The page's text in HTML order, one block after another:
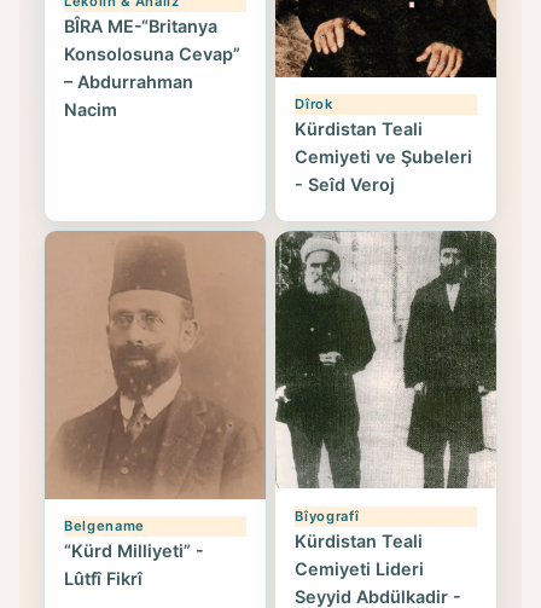
BÎRA ME-“Britanya
Konsolosuna Cevap”
– Abdurrahman
Nacim
Dîrok
Kürdistan Teali
Cemiyeti ve Şubeleri
- Seîd Veroj
Belgename
“Kürd Milliyeti” -
Lûtfî Fikrî
Bîyografî
Kürdistan Teali
Cemiyeti Lideri
Seyyid Abdülkadir -